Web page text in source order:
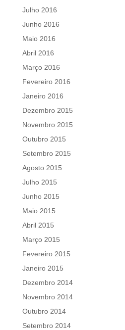
Julho 2016
Junho 2016
Maio 2016
Abril 2016
Março 2016
Fevereiro 2016
Janeiro 2016
Dezembro 2015
Novembro 2015
Outubro 2015
Setembro 2015
Agosto 2015
Julho 2015
Junho 2015
Maio 2015
Abril 2015
Março 2015
Fevereiro 2015
Janeiro 2015
Dezembro 2014
Novembro 2014
Outubro 2014
Setembro 2014